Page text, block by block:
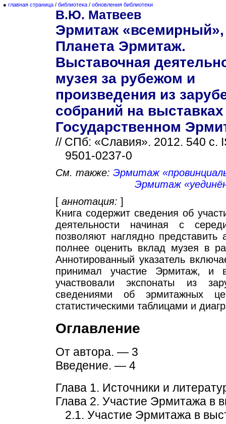
● главная страница / библиотека / обновления библиотеки
В.Ю. Матвеев
Эрмитаж
Планета Эрмитаж.
Выставочная
музея за рубежом и
произведения из
собраний на
Государственном
// СПб: «Славия». 2012. 540 с.
9501-0237-0
См. также: Эрмитаж
Эрмитаж
[ аннотация: ]
Книга содержит сведения об
деятельности начиная с
позволяют наглядно
полнее оценить вклад музея в
Аннотированный указатель
принимал участие Эрмитаж, и
участвовали экспонаты из
сведениями об эрмитажных
статистическими таблицами и
Оглавление
От автора. — 3
Введение. — 4
Глава 1. Источники и
Глава 2. Участие Эрмитажа в
2.1. Участие Эрмитажа в